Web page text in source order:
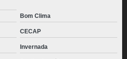
Bom Clima
CECAP
Invernada